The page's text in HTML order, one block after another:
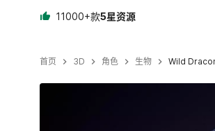
11000+款5星资源
首页 3D 角色 生物 Wild